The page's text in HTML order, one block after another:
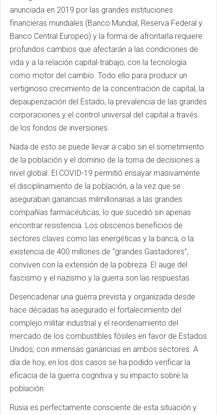
anunciada en 2019 por las grandes instituciones
financieras mundiales (Banco Mundial, Reserva Federal y
Banco Central Europeo) y la forma de afrontarla requiere
profundos cambios que afectarán a las condiciones de
vida y a la relación capital-trabajo, con la tecnología
como motor del cambio. Todo ello para producir un
vertiginoso crecimiento de la concentración de capital, la
depauperización del Estado, la prevalencia de las grandes
corporaciones y el control universal del capital a través
de los fondos de inversiones.
Nada de esto se puede llevar a cabo sin el sometimiento
de la población y el dominio de la toma de decisiones a
nivel global. El COVID-19 permitió ensayar masivamente
el disciplinamiento de la población, a la vez que se
aseguraban ganancias milmillonarias a las grandes
compañías farmacéuticas, lo que sucedió sin apenas
encontrar resistencia. Los obscenos beneficios de
sectores claves como las energéticas y la banca, o la
existencia de 400 millones de “grandes Gastadores”,
conviven con la extensión de la pobreza. El auge del
fascismo y el nazismo y la guerra son las respuestas.
Desencadenar una guerra prevista y organizada desde
hace décadas ha asegurado el fortalecimiento del
complejo militar industrial y el reordenamiento del
mercado de los combustibles fósiles en favor de Estados
Unidos, con inmensas ganancias en ambos sectores. A
día de hoy, en los dos casos se ha podido verificar la
eficacia de la guerra cognitiva y su impacto sobre la
población.
Rusia es perfectamente consciente de esta situación y